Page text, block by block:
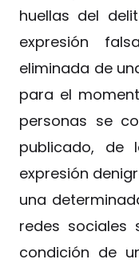
huellas del
expresión
eliminada de
para el
personas se
publicado, de
expresión
una
redes sociales
condición de